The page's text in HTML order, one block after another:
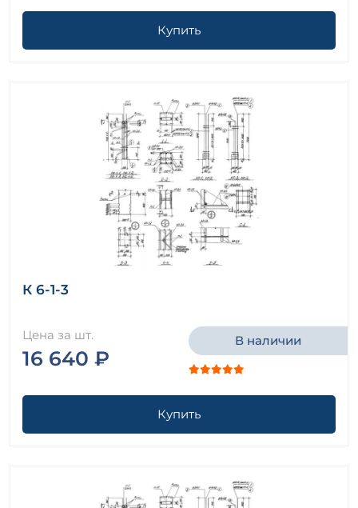
Купить
К 6-1-3
Цена за шт.
16 640 ₽
В наличии
Купить